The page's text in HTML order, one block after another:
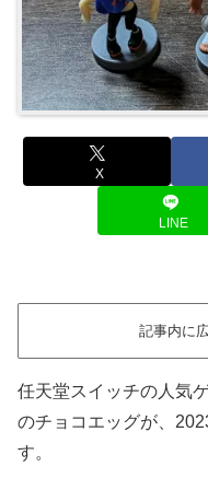
X
LINE
記事内に
任天堂スイッチの人気
のチョコエッグが、
す。